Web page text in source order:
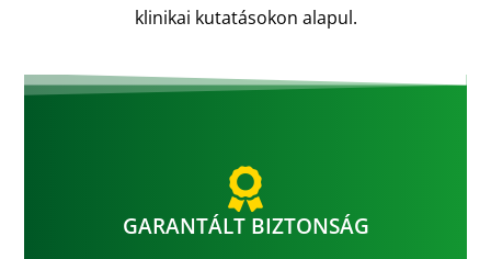
klinikai kutatásokon alapul.
GARANTÁLT BIZTONSÁG